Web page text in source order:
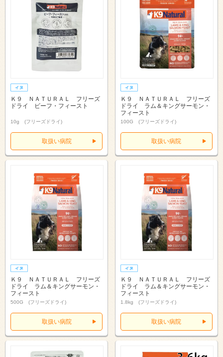
Ｋ９ ＮＡＴＵＲＡＬ フリーズ
ドライ ビーフ・フィースト
10g (フリーズドライ)
取扱い病院
Ｋ９ ＮＡＴＵＲＡＬ フリーズ
ドライ ラム＆キングサーモン・
フィースト
100G (フリーズドライ)
取扱い病院
Ｋ９ ＮＡＴＵＲＡＬ フリーズ
ドライ ラム＆キングサーモン・
フィースト
500G (フリーズドライ)
取扱い病院
Ｋ９ ＮＡＴＵＲＡＬ フリーズ
ドライ ラム＆キングサーモン・
フィースト
1.8kg (フリーズドライ)
取扱い病院